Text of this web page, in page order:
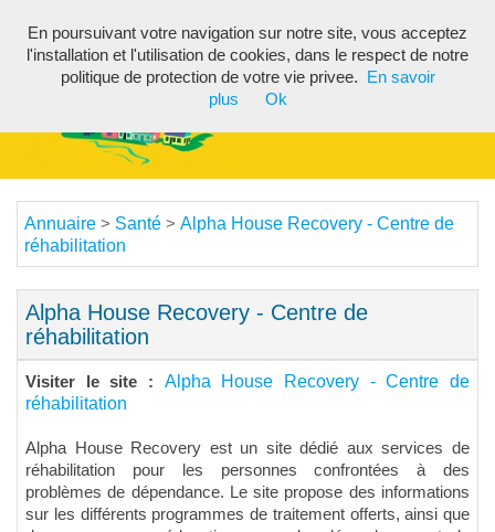
Annuaire > Santé > Alpha House Recovery - Centre de
réhabilitation
Alpha House Recovery - Centre de
réhabilitation
Visiter le site : Alpha House Recovery - Centre de
réhabilitation
Alpha House Recovery est un site dédié aux services de
réhabilitation pour les personnes confrontées à des
problèmes de dépendance. Le site propose des informations
sur les différents programmes de traitement offerts, ainsi que
En poursuivant votre navigation sur notre site, vous acceptez
l'installation et l'utilisation de cookies, dans le respect de notre
politique de protection de votre vie privee.
En savoir
plus
Ok